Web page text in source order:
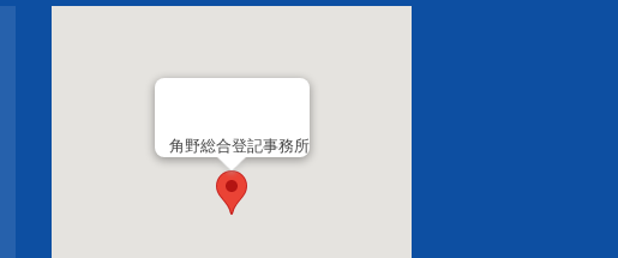
角野総合登記事務所